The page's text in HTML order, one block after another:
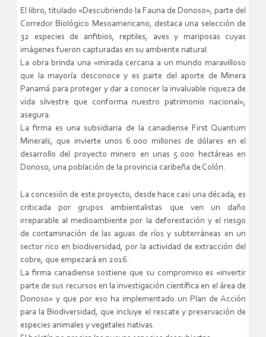
El libro, titulado «Descubriendo la Fauna de Donoso», parte del
Corredor Biológico Mesoamericano, destaca una selección de
32 especies de anfibios, reptiles, aves y mariposas cuyas
imágenes fueron capturadas en su ambiente natural.
La obra brinda una «mirada cercana a un mundo maravilloso
que la mayoría desconoce y es parte del aporte de Minera
Panamá para proteger y dar a conocer la invaluable riqueza de
vida silvestre que conforma nuestro patrimonio nacional»,
asegura.
La firma es una subsidiaria de la canadiense First Quantum
Minerals, que invierte unos 6.000 millones de dólares en el
desarrollo del proyecto minero en unas 5.000 hectáreas en
Donoso, una población de la provincia caribeña de Colón.
La concesión de este proyecto, desde hace casi una década, es
criticada por grupos ambientalistas que ven un daño
irreparable al medioambiente por la deforestación y el riesgo
de contaminación de las aguas de ríos y subterráneas en un
sector rico en biodiversidad, por la actividad de extracción del
cobre, que empezará en 2016.
La firma canadiense sostiene que su compromiso es «invertir
parte de sus recursos en la investigación científica en el área de
Donoso» y que por eso ha implementado un Plan de Acción
para la Biodiversidad, que incluye el rescate y preservación de
especies animales y vegetales nativas.